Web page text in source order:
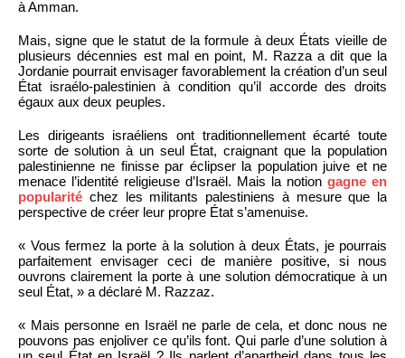
à Amman.
Mais, signe que le statut de la formule à deux États vieille de
plusieurs décennies est mal en point, M. Razza a dit que la
Jordanie pourrait envisager favorablement la création d’un seul
État israélo-palestinien à condition qu’il accorde des droits
égaux aux deux peuples.
Les dirigeants israéliens ont traditionnellement écarté toute
sorte de solution à un seul État, craignant que la population
palestinienne ne finisse par éclipser la population juive et ne
menace l’identité religieuse d’Israël. Mais la notion gagne en
popularité chez les militants palestiniens à mesure que la
perspective de créer leur propre État s’amenuise.
« Vous fermez la porte à la solution à deux États, je pourrais
parfaitement envisager ceci de manière positive, si nous
ouvrons clairement la porte à une solution démocratique à un
seul État, » a déclaré M. Razzaz.
« Mais personne en Israël ne parle de cela, et donc nous ne
pouvons pas enjoliver ce qu’ils font. Qui parle d’une solution à